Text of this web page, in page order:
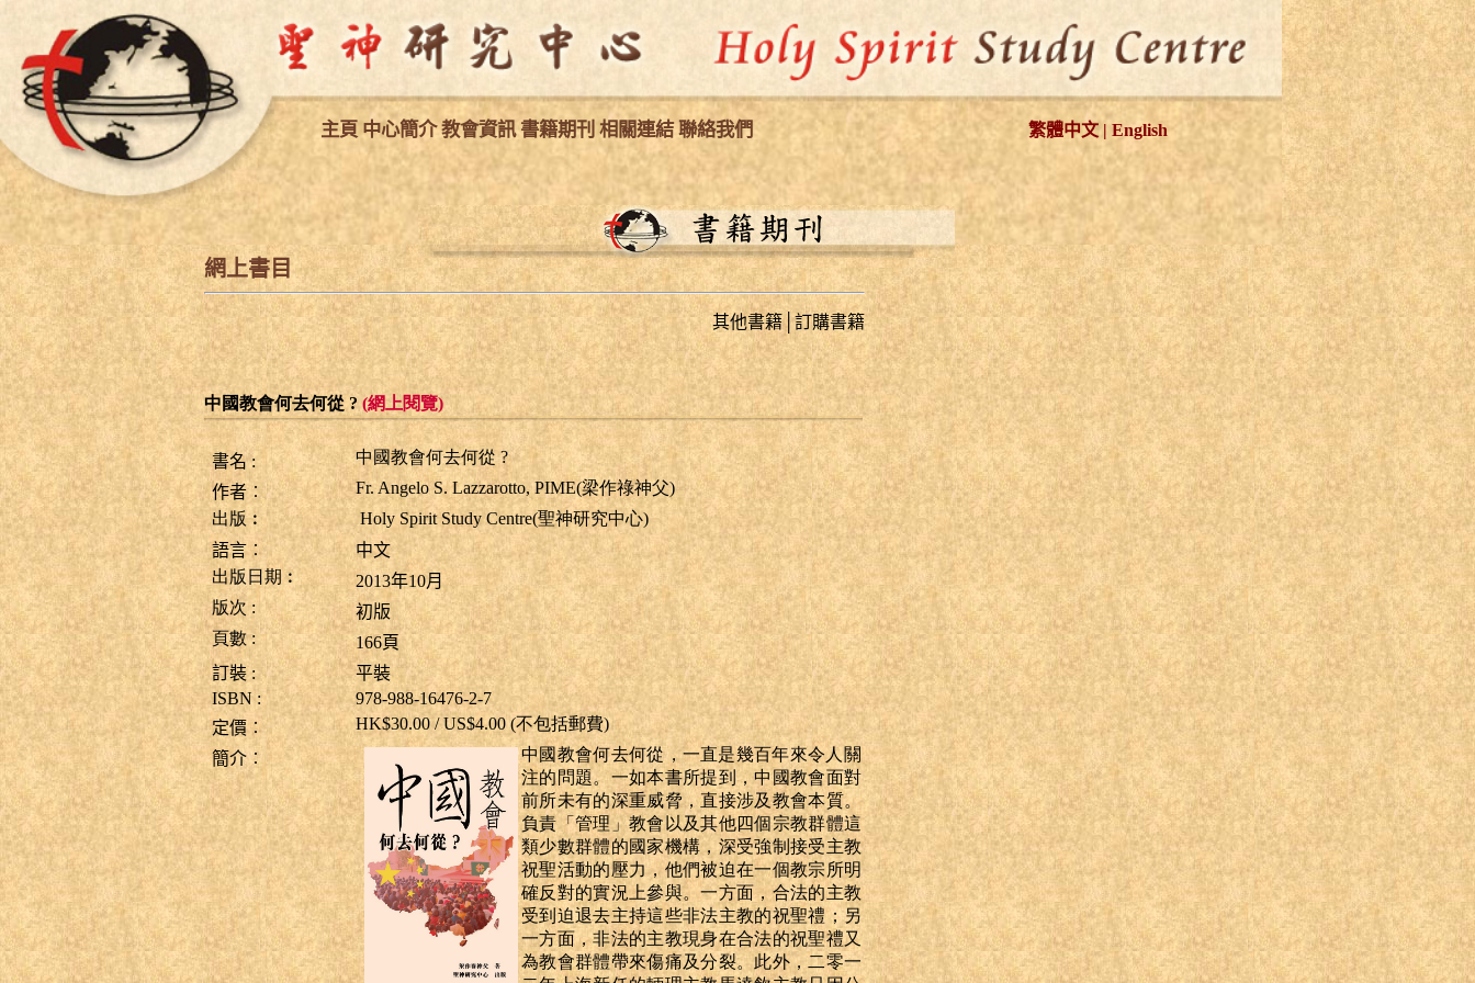
主頁 中心簡介 教會資訊 書籍期刊 相關連結 聯絡我們 繁體中文 | English
網上書目
其他書籍│訂購書籍
中國教會何去何從 ? (網上閱覽)
書名:
中國教會何去何從 ?
作者︰
Fr. Angelo S. Lazzarotto, PIME(梁作祿神父)
出版︰
Holy Spirit Study Centre(聖神研究中心)
語言︰
中文
出版日期︰
2013年10月
版次 :
初版
頁數: 166頁
訂裝 :
平裝
ISBN :
978-988-16476-2-7
定價︰
HK$30.00 / US$4.00 (不包括郵費)
簡介︰
中國教會何去何從，一直是幾百年來令人關
注的問題。一如本書所提到，中國教會面對
前所未有的深重威脅，直接涉及教會本質。
負責「管理」教會以及其他四個宗教群體這
類少數群體的國家機構，深受強制接受主教
祝聖活動的壓力，他們被迫在一個教宗所明
確反對的實況上參與。一方面，合法的主教
受到迫退去主持這些非法主教的祝聖禮；另
一方面，非法的主教現身在合法的祝聖禮又
為教會群體帶來傷痛及分裂。此外，二零一